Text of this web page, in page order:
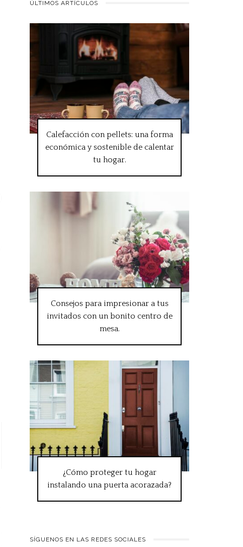
ÚLTIMOS ARTÍCULOS
Calefacción con pellets: una forma
económica y sostenible de calentar
tu hogar.
Consejos para impresionar a tus
invitados con un bonito centro de
mesa.
¿Cómo proteger tu hogar
instalando una puerta acorazada?
SÍGUENOS EN LAS REDES SOCIALES